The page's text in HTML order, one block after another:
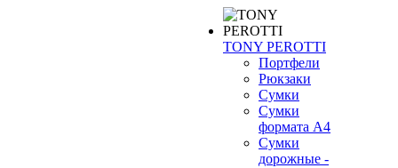
TONY PEROTTI
Портфели
Рюкзаки
Сумки
Сумки
формата А4
Сумки
дорожные -